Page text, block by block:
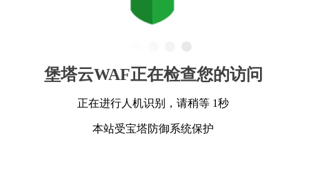
堡塔云WAF正在检查您的访问
正在进行人机识别，请稍等 1秒
本站受宝塔防御系统保护